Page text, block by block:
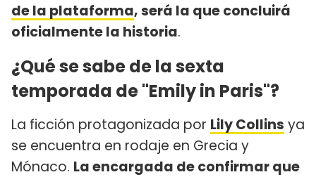
de la plataforma, será la que concluirá
oficialmente la historia.
¿Qué se sabe de la sexta
temporada de "Emily in Paris"?
La ficción protagonizada por Lily Collins ya
se encuentra en rodaje en Grecia y
Mónaco. La encargada de confirmar que